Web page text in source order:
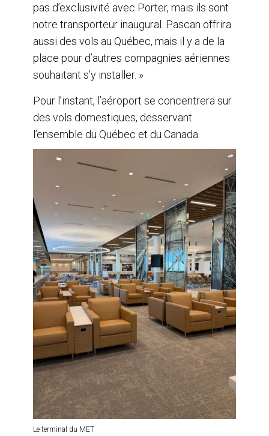
pas d’exclusivité avec Porter, mais ils sont
notre transporteur inaugural. Pascan offrira
aussi des vols au Québec, mais il y a de la
place pour d’autres compagnies aériennes
souhaitant s’y installer. »
Pour l’instant, l’aéroport se concentrera sur
des vols domestiques, desservant
l’ensemble du Québec et du Canada.
Le terminal du MET